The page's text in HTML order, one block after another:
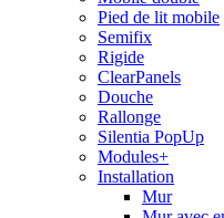
Pied de lit mobile
Semifix
Rigide
ClearPanels
Douche
Rallonge
Silentia PopUp
Modules+
Installation
Mur